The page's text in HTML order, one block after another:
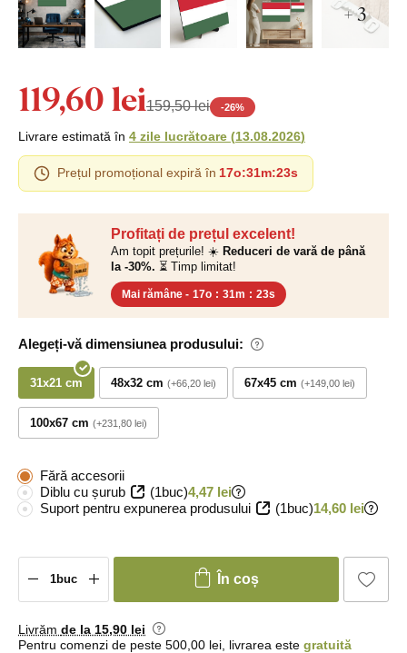
+ 3
Profitați de prețul excelent!
Am topit prețurile! ☀️ Reduceri de vară de până
la -30%. ⏳ Timp limitat!
Mai rămâne - 17o : 31m : 22s
Alegeți-vă dimensiunea produsului:
31x21 cm 48x32 cm +66,20 lei 67x45 cm +149,00 lei
100x67 cm +231,80 lei
119,60 lei159,50 lei -26%
Livrare estimată în 4 zile lucrătoare (13.08.2026)
Prețul promoțional expiră în 17o:31m:22s
Fără accesorii
Diblu cu șurub
(1buc)4,47 lei
Suport pentru expunerea produsului
(1buc)14,60 lei
În coș
Livrăm de la 15,90 lei
Pentru comenzi de peste 500,00 lei, livrarea este gratuită